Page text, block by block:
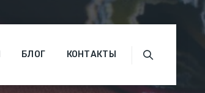
БЛОГ КОНТАКТЫ